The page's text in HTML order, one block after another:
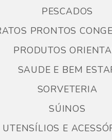
PESCADOS
PRONTOS
PRODUTOS
SAUDE E BEM
SORVETERIA
SÚINOS
UTENSÍLIOS E